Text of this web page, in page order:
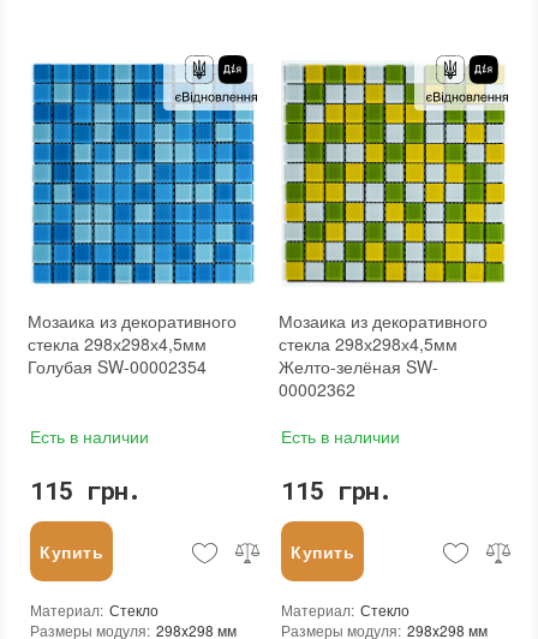
Вес (брутто): 0.704 кг
Основа: Бумага, Сетка
Назначение:
В интерьере, Для бани, Для бассейна, Для ванной комнаты и туалета, Для гостинной, Для душевой, Для кухни, Для спальни, Для фартука, Для фасада, Для хамама
Количество в упаковке: 20 шт.
Размеры чипа: 25x25 мм
Толщина чипа: 4 мм
Площадь модуля: 0,1 м²
Страна производителя: Украина
Бренд: AquaMo
Тип поверхности: Глянцевая
Форма чипа: Квадратная
Основа: Сетка
Назначение:
В интерьере, Для бани, Для бассейна, Для ванной комнаты и туалета, Для гостинной, Для душевой, Для кухни, Для спальни, Для фартука, Для фасада, Для хамама
Количество в упаковке: 20 шт.
Вес модуля: 0,7 кг
Размеры чипа: 24x24 мм
Толщина чипа: 4 мм
Площадь модуля: 0,1 м²
Страна производителя :
Украина
Бренд:
AquaMo
Тип поверхности
Глянцевая
Мозаика из декоративного
стекла 298х298х4,5мм
Голубая SW-00002354
Есть в наличии
115 грн.
Купить
Материал: Стекло
Размеры модуля: 298x298 мм
Мозаика из декоративного
стекла 298х298х4,5мм
Желто-зелёная SW-
00002362
Есть в наличии
115 грн.
Купить
Материал: Стекло
Размеры модуля: 298x298 мм